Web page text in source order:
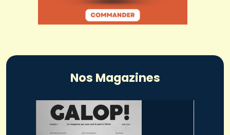
Nos Magazines